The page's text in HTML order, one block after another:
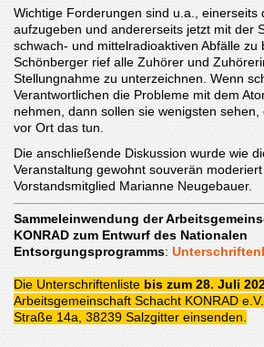
Wichtige Forderungen sind u.a., einerseits
aufzugeben und andererseits jetzt mit der
schwach- und mittelradioaktiven Abfälle zu
Schönberger rief alle Zuhörer und
Stellungnahme zu unterzeichnen. Wenn
Verantwortlichen die Probleme mit dem
nehmen, dann sollen sie wenigsten sehen,
vor Ort das tun.
Die anschließende Diskussion wurde wie
Veranstaltung gewohnt souverän moderiert
Vorstandsmitglied Marianne Neugebauer.
Sammeleinwendung der
KONRAD zum Entwurf des Nationalen
Entsorgungsprogramms:
Die Unterschriftenliste bis zum 28. Juli
Arbeitsgemeinschaft Schacht KONRAD
Straße 14a, 38239 Salzgitter einsenden.